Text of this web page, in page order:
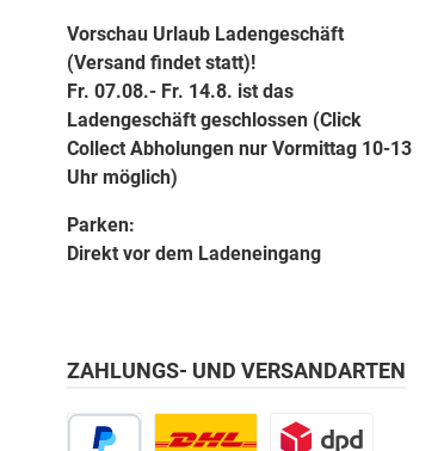
Vorschau Urlaub Ladengeschäft
(Versand findet statt)!
Fr. 07.08.- Fr. 14.8. ist das
Ladengeschäft geschlossen (Click
Collect Abholungen nur Vormittag 10-13
Uhr möglich)
Parken:
Direkt vor dem Ladeneingang
ZAHLUNGS- UND VERSANDARTEN